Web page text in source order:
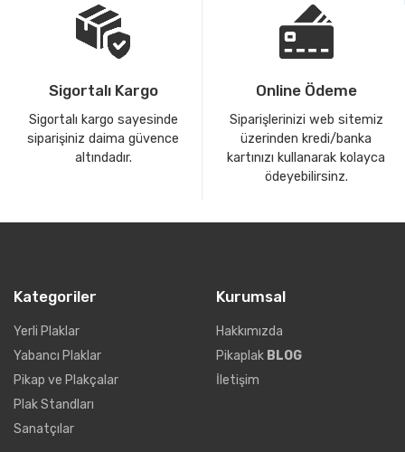
Sigortalı Kargo
Sigortalı kargo sayesinde
siparişiniz daima güvence
altındadır.
Online Ödeme
Siparişlerinizi web sitemiz
üzerinden kredi/banka
kartınızı kullanarak kolayca
ödeyebilirsinz.
Kategoriler
Yerli Plaklar
Yabancı Plaklar
Pikap ve Plakçalar
Plak Standları
Sanatçılar
Kurumsal
Hakkımızda
Pikaplak BLOG
İletişim